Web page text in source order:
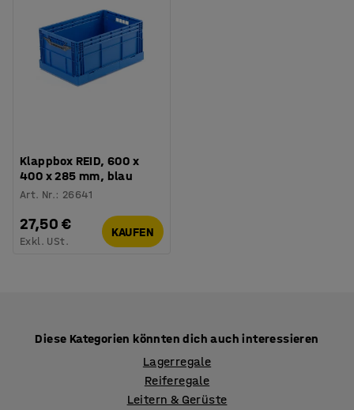
Klappbox REID, 600 x
400 x 285 mm, blau
Art. Nr.: 26641
27,50 €
Exkl. USt.
KAUFEN
Diese Kategorien könnten dich auch interessieren
Lagerregale
Reiferegale
Leitern & Gerüste